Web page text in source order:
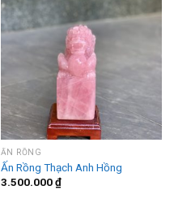
ẤN RỒNG
Ấn Rồng Thạch Anh Hồng
3.500.000₫